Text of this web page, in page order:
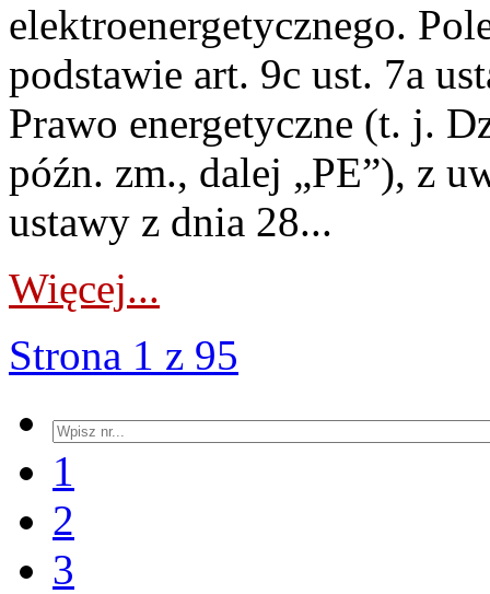
elektroenergetycznego.
podstawie art. 9c ust. 7a
Prawo energetyczne (t. j.
późn. zm., dalej „PE”), z
ustawy z dnia 28...
Więcej...
Strona 1 z 95
1
2
3